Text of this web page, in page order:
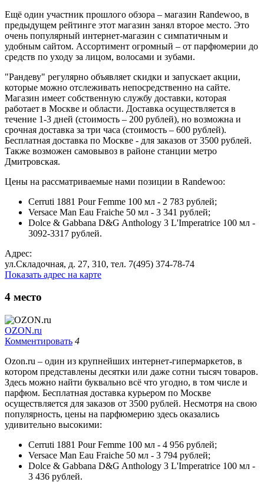
Ещё один участник прошлого обзора – магазин Randewoo, в
предыдущем рейтинге этот магазин занял второе место. Это
очень популярный интернет-магазин с симпатичным и
удобным сайтом. Ассортимент огромный – от парфюмерии до
средств по уходу за лицом, волосами и зубами.
"Рандеву" регулярно объявляет скидки и запускает акции,
которые можно отслеживать непосредственно на сайте.
Магазин имеет собственную службу доставки, которая
работает в Москве и области. Доставка осуществляется в
течение 1-3 дней (стоимость – 200 рублей), но возможна и
срочная доставка за три часа (стоимость – 600 рублей).
Бесплатная доставка по Москве - для заказов от 3500 рублей.
Также возможен самовывоз в районе станции метро
Дмитровская.
Цены на рассматриваемые нами позиции в Randewoo:
Cerruti 1881 Pour Femme 100 мл - 2 783 рублей;
Versace Man Eau Fraiche 50 мл - 3 341 рублей;
Dolce & Gabbana D&G Anthology 3 L'Imperatrice 100 мл -
3092-3317 рублей.
Адрес:
ул.Складочная, д. 27, 310, тел. 7(495) 374-78-74
Показать адрес на карте
4 место
OZON.ru
Комментировать 4
Ozon.ru – один из крупнейших интернет-гипермаркетов, в
котором представлены десятки или даже сотни тысяч товаров.
Здесь можно найти буквально всё что угодно, в том числе и
парфюм. Бесплатная доставка курьером по Москве
осуществляется для заказов от 3500 рублей. Несмотря на свою
популярность, цены на парфюмерию здесь оказались
удивительно высокими:
Cerruti 1881 Pour Femme 100 мл - 4 956 рублей;
Versace Man Eau Fraiche 50 мл - 3 794 рублей;
Dolce & Gabbana D&G Anthology 3 L'Imperatrice 100 мл -
3 436 рублей.